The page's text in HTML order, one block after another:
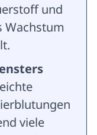
und
Wachstum
viele